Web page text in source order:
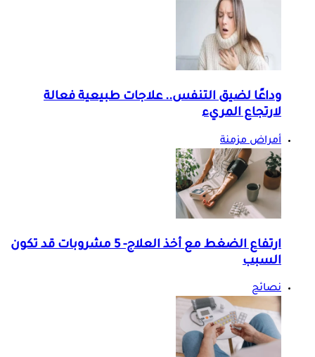
وداعًا لضيق التنفس.. علاجات طبيعية فعالة
لارتجاع المريء
أمراض مزمنة
ارتفاع الضغط مع أخذ العلاج- 5 مشروبات قد تكون
السبب
نصائح